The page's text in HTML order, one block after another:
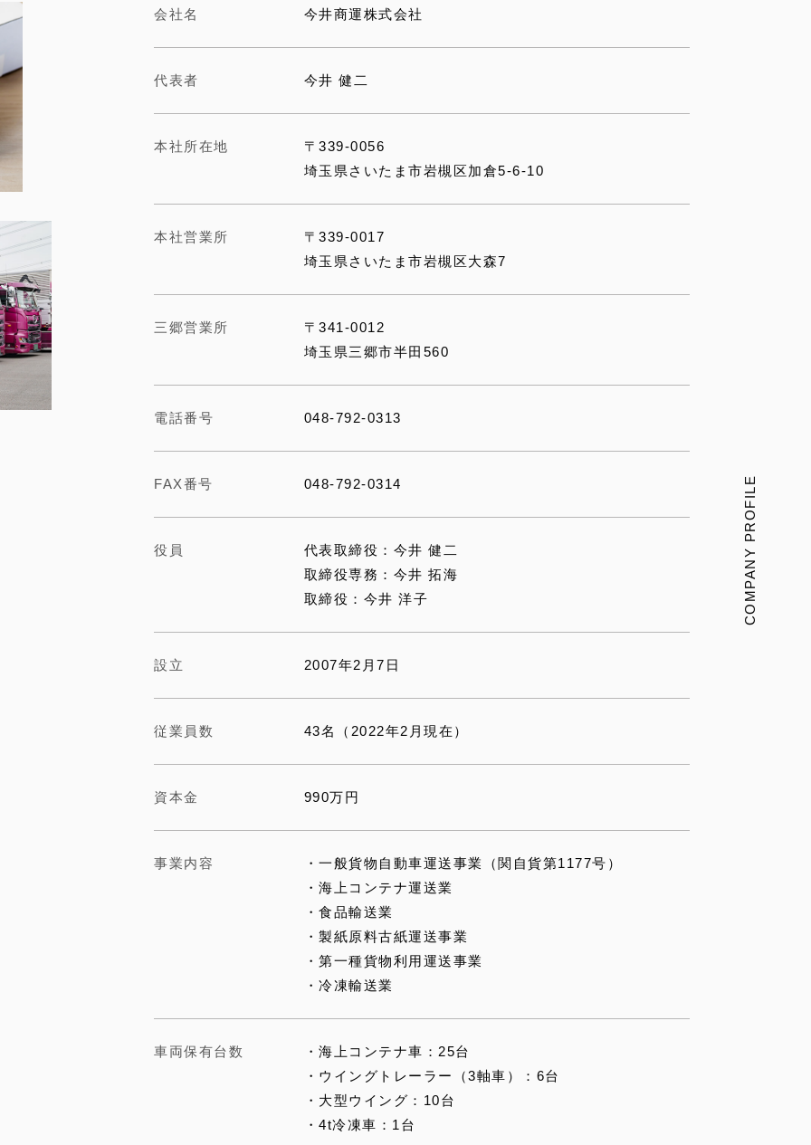
会社名 今井商運株式会社
代表者 今井 健二
本社所在地
〒339-0056
埼玉県さいたま市岩槻区加倉5-6-10
本社営業所
〒339-0017
埼玉県さいたま市岩槻区大森7
三郷営業所
〒341-0012
埼玉県三郷市半田560
電話番号 048-792-0313
FAX番号 048-792-0314
役員
代表取締役：今井 健二
取締役専務：今井 拓海
取締役：今井 洋子
設立 2007年2月7日
従業員数 43名（2022年2月現在）
資本金 990万円
事業内容
・一般貨物自動車運送事業（関自貨第1177号）
・海上コンテナ運送業
・食品輸送業
・製紙原料古紙運送事業
・第一種貨物利用運送事業
・冷凍輸送業
車両保有台数
・海上コンテナ車：25台
・ウイングトレーラー（3軸車）：6台
・大型ウイング：10台
・4t冷凍車：1台
COMPANY PROFILE